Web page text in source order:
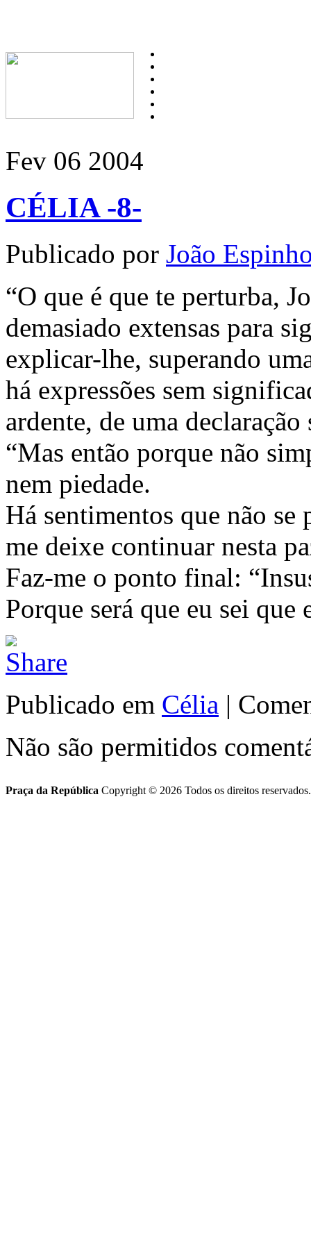
Fev 06 2004
CÉLIA -8-
Publicado por João
“O que é que te perturba,
demasiado extensas para
explicar-lhe, superando
há expressões sem
ardente, de uma
“Mas então porque não
nem piedade.
Há sentimentos que não
me deixe continuar nesta
Faz-me o ponto final:
Porque será que eu sei que
Publicado em Célia |
Não são permitidos
Praça da República Copyright © 2026 Todos os direitos reservados.